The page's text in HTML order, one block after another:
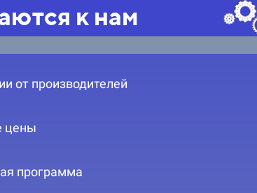
к нам
от производителей
цены
программа